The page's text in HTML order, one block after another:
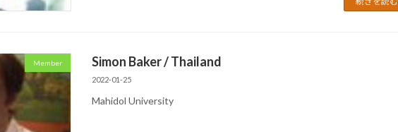
Member Simon Baker / Thailand
2022-01-25
Mahidol University